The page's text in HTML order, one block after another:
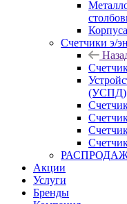
Счетчики э/
(УСПД)
Акции
Услуги
Бренды